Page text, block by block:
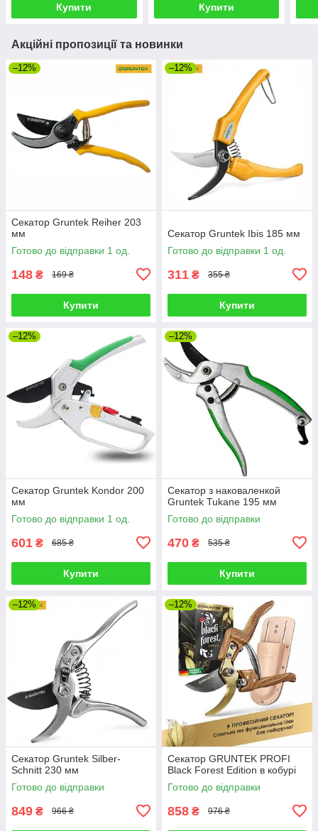
Купити Купити
Акційні пропозиції та новинки
–12%
Секатор Gruntek Reiher 203
мм
Готово до відправки 1 од.
148 ₴ 169 ₴
Купити
–12%
Секатор Gruntek Ibis 185 мм
Готово до відправки 1 од.
311 ₴ 355 ₴
Купити
–12%
Секатор Gruntek Kondor 200
мм
Готово до відправки 1 од.
601 ₴ 685 ₴
Купити
–12%
Секатор з наковаленкой
Gruntek Tukane 195 мм
Готово до відправки
470 ₴ 535 ₴
Купити
–12%
Секатор Gruntek Silber-
Schnitt 230 мм
Готово до відправки
849 ₴ 966 ₴
–12%
Секатор GRUNTEK PROFI
Black Forest Edition в кобурі
Готово до відправки
858 ₴ 976 ₴